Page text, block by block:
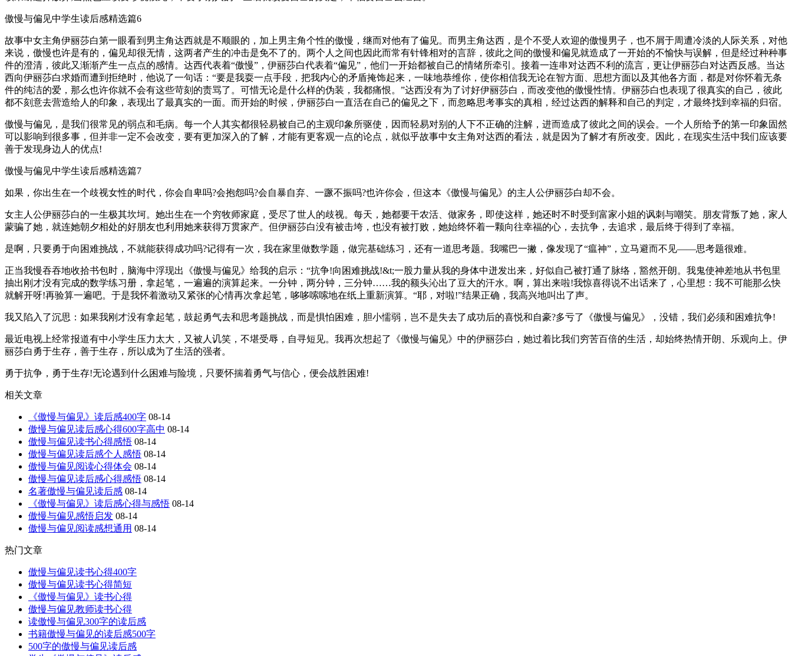
傲慢与偏见中学生读后感精选篇6
故事中女主角伊丽莎白第一眼看到男主角达西就是不顺眼的，加上男主角个性的傲慢，继而对他有了偏见。而男主角达西，是个不受人欢迎的傲慢男子，也不屑于周遭冷淡的人际关系，对他
来说，傲慢也许是有的，偏见却很无情，这两者产生的冲击是免不了的。两个人之间也因此而常有针锋相对的言辞，彼此之间的傲慢和偏见就造成了一开始的不愉快与误解，但是经过种种事
件的澄清，彼此又渐渐产生一点点的感情。达西代表着“傲慢”，伊丽莎白代表着“偏见”，他们一开始都被自己的情绪所牵引。接着一连串对达西不利的流言，更让伊丽莎白对达西反感。当达
西向伊丽莎白求婚而遭到拒绝时，他说了一句话：“要是我耍一点手段，把我内心的矛盾掩饰起来，一味地恭维你，使你相信我无论在智方面、思想方面以及其他各方面，都是对你怀着无条
件的纯洁的爱，那么也许你就不会有这些苛刻的责骂了。可惜无论是什么样的伪装，我都痛恨。”达西没有为了讨好伊丽莎白，而改变他的傲慢性情。伊丽莎白也表现了很真实的自己，彼此
都不刻意去营造给人的印象，表现出了最真实的一面。而开始的时候，伊丽莎白一直活在自己的偏见之下，而忽略思考事实的真相，经过达西的解释和自己的判定，才最终找到幸福的归宿。
傲慢与偏见，是我们很常见的弱点和毛病。每一个人其实都很轻易被自己的主观印象所驱使，因而轻易对别的人下不正确的注解，进而造成了彼此之间的误会。一个人所给予的第一印象固然
可以影响到很多事，但并非一定不会改变，要有更加深入的了解，才能有更客观一点的论点，就似乎故事中女主角对达西的看法，就是因为了解才有所改变。因此，在现实生活中我们应该要
善于发现身边人的优点!
傲慢与偏见中学生读后感精选篇7
如果，你出生在一个歧视女性的时代，你会自卑吗?会抱怨吗?会自暴自弃、一蹶不振吗?也许你会，但这本《傲慢与偏见》的主人公伊丽莎白却不会。
女主人公伊丽莎白的一生极其坎坷。她出生在一个穷牧师家庭，受尽了世人的歧视。每天，她都要干农活、做家务，即使这样，她还时不时受到富家小姐的讽刺与嘲笑。朋友背叛了她，家人
蒙骗了她，就连她朝夕相处的好朋友也利用她来获得万贯家产。但伊丽莎白没有被击垮，也没有被打败，她始终怀着一颗向往幸福的心，去抗争，去追求，最后终于得到了幸福。
是啊，只要勇于向困难挑战，不就能获得成功吗?记得有一次，我在家里做数学题，做完基础练习，还有一道思考题。我嘴巴一撇，像发现了“瘟神”，立马避而不见——思考题很难。
正当我慢吞吞地收拾书包时，脑海中浮现出《傲慢与偏见》给我的启示：“抗争!向困难挑战!&t;一股力量从我的身体中迸发出来，好似自己被打通了脉络，豁然开朗。我鬼使神差地从书包里
抽出刚才没有完成的数学练习册，拿起笔，一遍遍的演算起来。一分钟，两分钟，三分钟……我的额头沁出了豆大的汗水。啊，算出来啦!我惊喜得说不出话来了，心里想：我不可能那么快
就解开呀!再验算一遍吧。于是我怀着激动又紧张的心情再次拿起笔，哆哆嗦嗦地在纸上重新演算。“耶，对啦!”结果正确，我高兴地叫出了声。
我又陷入了沉思：如果我刚才没有拿起笔，鼓起勇气去和思考题挑战，而是惧怕困难，胆小懦弱，岂不是失去了成功后的喜悦和自豪?多亏了《傲慢与偏见》，没错，我们必须和困难抗争!
最近电视上经常报道有中小学生压力太大，又被人讥笑，不堪受辱，自寻短见。我再次想起了《傲慢与偏见》中的伊丽莎白，她过着比我们穷苦百倍的生活，却始终热情开朗、乐观向上。伊
丽莎白勇于生存，善于生存，所以成为了生活的强者。
勇于抗争，勇于生存!无论遇到什么困难与险境，只要怀揣着勇气与信心，便会战胜困难!
相关文章
《傲慢与偏见》读后感400字 08-14
傲慢与偏见读后感心得600字高中 08-14
傲慢与偏见读书心得感悟 08-14
傲慢与偏见读后感个人感悟 08-14
傲慢与偏见阅读心得体会 08-14
傲慢与偏见读后感心得感悟 08-14
名著傲慢与偏见读后感 08-14
《傲慢与偏见》读后感心得与感悟 08-14
傲慢与偏见感悟启发 08-14
傲慢与偏见阅读感想通用 08-14
热门文章
傲慢与偏见读书心得400字
傲慢与偏见读书心得简短
《傲慢与偏见》读书心得
傲慢与偏见教师读书心得
读傲慢与偏见300字的读后感
书籍傲慢与偏见的读后感500字
500字的傲慢与偏见读后感